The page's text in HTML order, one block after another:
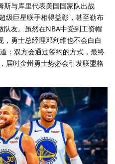
斯与库里代表美国国家队出战
级巨星联手相得益彰，甚至勒布
队友。虽然在NBA中受到工资帽
勇士总经理邓利维也不会白白
：双方会通过签约的方式，最终
届时金州勇士势必会引发联盟格